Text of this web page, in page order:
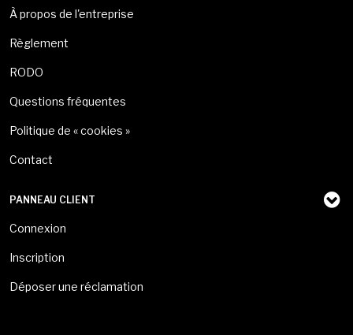
À propos de l'entreprise
Règlement
RODO
Questions fréquentes
Politique de « cookies »
Contact
PANNEAU CLIENT
Connexion
Inscription
Déposer une réclamation